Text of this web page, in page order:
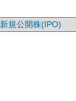
新規公開株(IPO)